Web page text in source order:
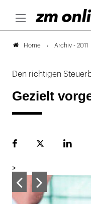
Home Archiv - 2011
Den richtigen
Gezielt
FacebookPlattform
>